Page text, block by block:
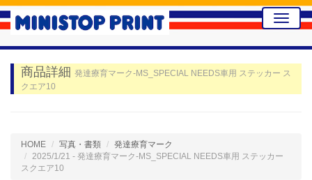
Toggle
商品詳細 発達療育マーク-MS_SPECIAL NEEDS車用 ステッカー ス
クエア10
HOME 写真・書類
発達療育マーク
2025/1/21 - 発達療育マーク-MS_SPECIAL NEEDS車用 ステッカー
スクエア10